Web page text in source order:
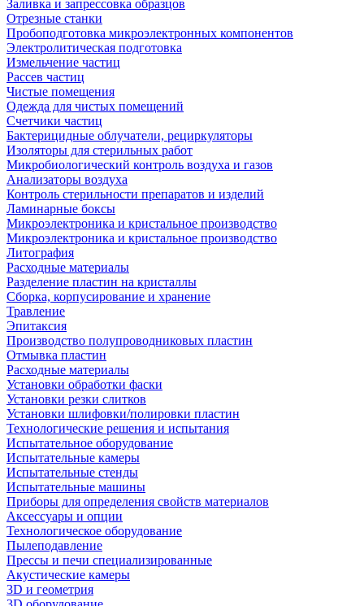
Заливка и запрессовка образцов
Отрезные станки
Пробоподготовка микроэлектронных компонентов
Электролитическая подготовка
Измельчение частиц
Рассев частиц
Чистые помещения
Одежда для чистых помещений
Счетчики частиц
Бактерицидные облучатели, рециркуляторы
Изоляторы для стерильных работ
Микробиологический контроль воздуха и газов
Анализаторы воздуха
Контроль стерильности препаратов и изделий
Ламинарные боксы
Микроэлектроника и кристальное производство
Микроэлектроника и кристальное производство
Литография
Расходные материалы
Разделение пластин на кристаллы
Сборка, корпусирование и хранение
Травление
Эпитаксия
Производство полупроводниковых пластин
Отмывка пластин
Расходные материалы
Установки обработки фаски
Установки резки слитков
Установки шлифовки/полировки пластин
Технологические решения и испытания
Испытательное оборудование
Испытательные камеры
Испытательные стенды
Испытательные машины
Приборы для определения свойств материалов
Аксессуары и опции
Технологическое оборудование
Пылеподавление
Прессы и печи специализированные
Акустические камеры
3D и геометрия